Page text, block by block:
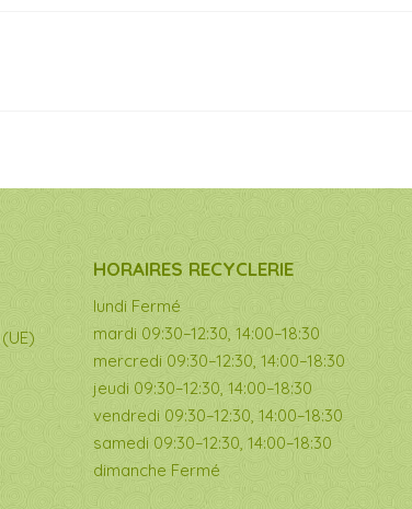
HORAIRES RECYCLERIE
lundi Fermé
mardi 09:30–12:30, 14:00–18:30
mercredi 09:30–12:30, 14:00–18:30
jeudi 09:30–12:30, 14:00–18:30
vendredi 09:30–12:30, 14:00–18:30
samedi 09:30–12:30, 14:00–18:30
dimanche Fermé